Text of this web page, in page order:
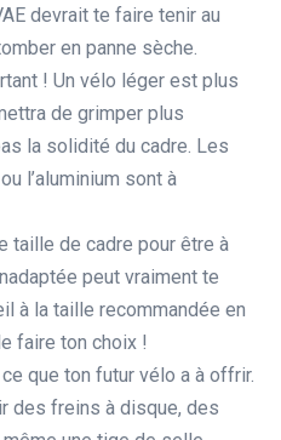
devrait te faire tenir au
en panne sèche.
! Un vélo léger est plus
de grimper plus
la solidité du cadre. Les
l’aluminium sont à
taille de cadre pour être à
peut vraiment te
à la taille recommandée en
faire ton choix !
que ton futur vélo a à offrir.
des freins à disque, des